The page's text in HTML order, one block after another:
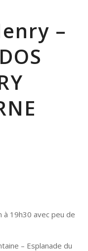
–
à 19h30 avec peu de
– Esplanade du